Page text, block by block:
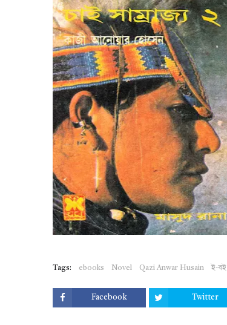
Tags: ebooks Novel Qazi Anwar Husain ই-বই
Facebook Twitter